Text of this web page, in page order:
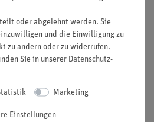
knapper Zeitplanung, da
Set enthält alles für die
Zubehör
Materialien
oder abgelehnt werden. Sie
und die Einwilligung zu
zu ändern oder zu widerrufen.
Sie in unserer Daten­schutz­
Marketing
Einstellungen